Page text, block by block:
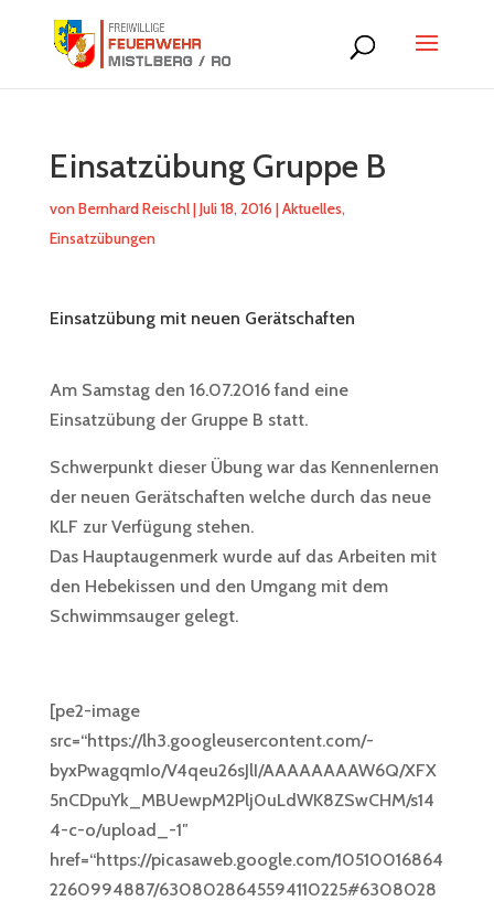
Einsatzübung Gruppe B
vonBernhard Reischl|Juli 18, 2016 |Aktuelles,
Einsatzübungen
Einsatzübung mit neuen Gerätschaften
Am Samstag den 16.07.2016 fand eine
Einsatzübung der Gruppe B statt.
Schwerpunkt dieser Übung war das Kennenlernen
der neuen Gerätschaften welche durch das neue
KLF zur Verfügung stehen.
Das Hauptaugenmerk wurde auf das Arbeiten mit
den Hebekissen und den Umgang mit dem
Schwimmsauger gelegt.
[pe2-image
src=“https://lh3.googleusercontent.com/-
byxPwagqmIo/V4qeu26sJlI/AAAAAAAAW6Q/XFX
5nCDpuYk_MBUewpM2Plj0uLdWK8ZSwCHM/s14
4-c-o/upload_-1″
href=“https://picasaweb.google.com/10510016864
2260994887/6308028645594110225#6308028